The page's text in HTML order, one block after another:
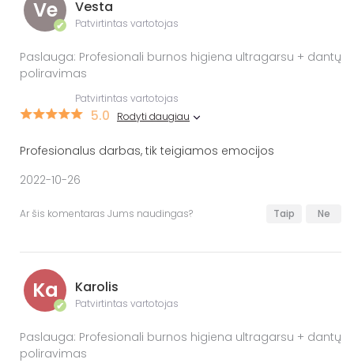
Ve
✔
Vesta
Patvirtintas vartotojas
Paslauga: Profesionali burnos higiena ultragarsu + dantų
poliravimas
Patvirtintas vartotojas
5.0 Rodyti daugiau
Profesionalus darbas, tik teigiamos emocijos
2022-10-26
Ar šis komentaras Jums naudingas? Taip Ne
Ka
✔
Karolis
Patvirtintas vartotojas
Paslauga: Profesionali burnos higiena ultragarsu + dantų
poliravimas